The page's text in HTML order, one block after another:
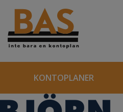
KONTOPLANER